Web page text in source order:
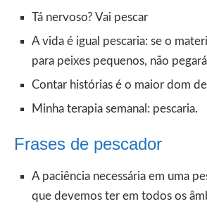
Tá nervoso? Vai pescar
A vida é igual pescaria: se o
para peixes pequenos, não
Contar histórias é o maior dom
Minha terapia semanal: pescaria.
Frases de pescador
A paciência necessária em uma
que devemos ter em todos os